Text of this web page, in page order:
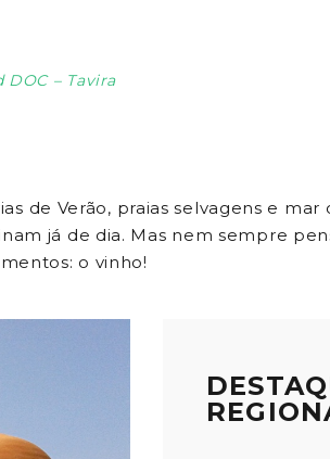
DOC – Tavira
de Verão, praias selvagens e mar
já de dia. Mas nem sempre
o vinho!